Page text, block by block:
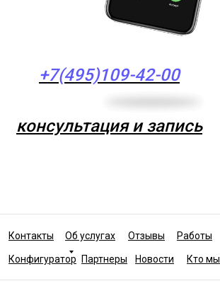
Кто мы
Конфигуратор
Отзывы
Об услугах
+7(495)109-42-00
консультация и запись
Работы
Партнеры Новости
Контакты